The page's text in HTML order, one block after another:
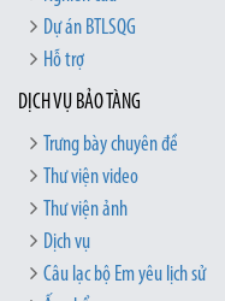
Dự án BTLSQG
Hỗ trợ
DỊCH VỤ BẢO TÀNG
Trưng bày chuyên đề
Thư viện video
Thư viện ảnh
Dịch vụ
Câu lạc bộ Em yêu lịch sử